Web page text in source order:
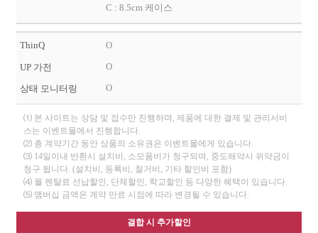
C : 8.5cm 케이스
ThinQ O
UP 가전 O
상태 모니터링 O
⑴ 본 사이트는 상담 및 접수만 진행하며, 제품에 대한 결제 및 관리서비
스는 이벤트몰에서 진행합니다.
⑵ 총 계약기간 동안 상품의 소유권은 이벤트몰에게 있습니다.
⑶ 14일이내 반환시 설치비, 소모품비가 청구되며, 중도해약시 위약금이
청구 됩니다. (설치비, 등록비, 철거비, 기타 할인비 포함)
⑷ 월 렌탈료 선납할인, 단체할인, 학교할인 등 다양한 혜택이 있습니다.
⑸ 맴버십 금액은 계약 만료 시점에 따라 변경될 수 있습니다.
결합 시 추가할인